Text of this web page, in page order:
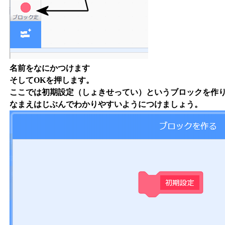
名前をなにかつけます
そしてOKを押します。
ここでは初期設定（しょきせってい）というブロックを作り
なまえはじぶんでわかりやすいようにつけましょう。